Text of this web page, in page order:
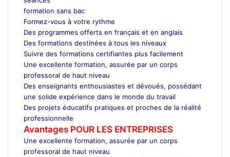
formation sans bac
Formez-vous à votre rythme
Des programmes offerts en français et en anglais
Des formations destinées à tous les niveaux
Suivre des formations certifiantes plus facilement
Une excellente formation, assurée par un corps
professoral de haut niveau
Des enseignants enthousiastes et dévoués, possédant
une solide expérience dans le monde du travail
Des projets éducatifs pratiques et proches de la réalité
professionnelle
Avantages POUR LES ENTREPRISES
Une excellente formation, assurée par un corps
professoral de haut niveau